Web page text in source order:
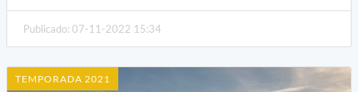
Publicado: 07-11-2022 15:34
TEMPORADA 2021